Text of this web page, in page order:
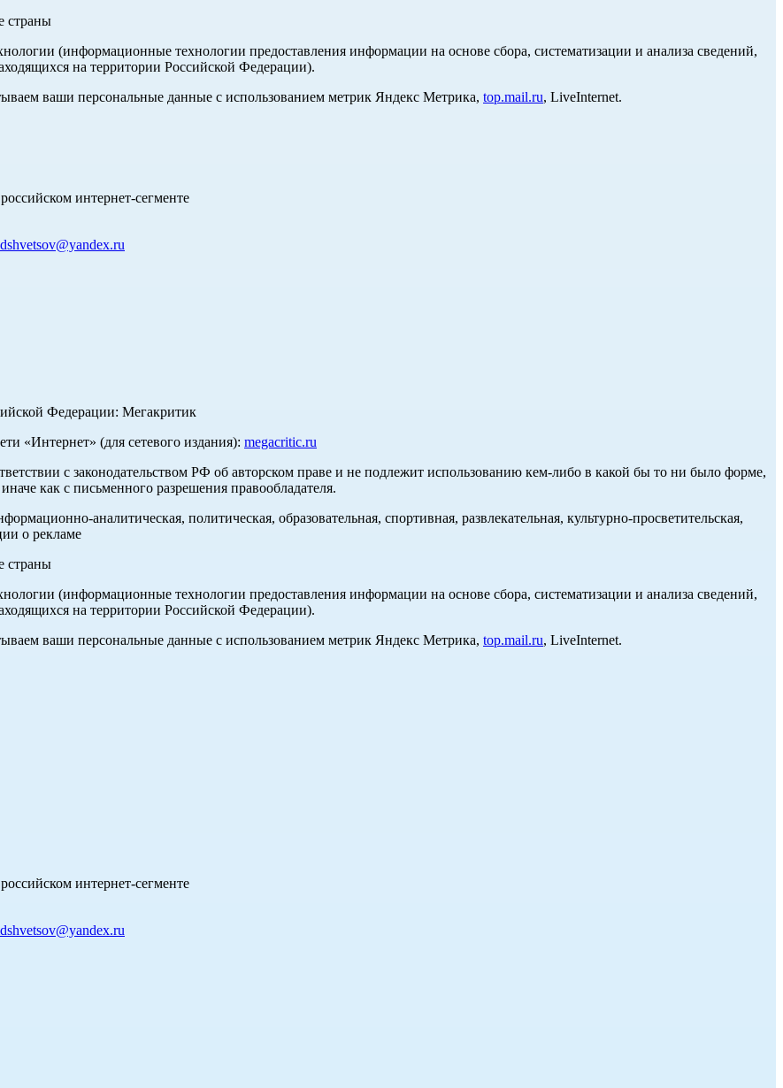
страны
(информационные технологии предоставления информации на основе сбора, систематизации и анализа сведений,
на территории Российской Федерации).
ваши персональные данные с использованием метрик Яндекс Метрика, top.mail.ru, LiveInternet.
интернет-сегменте
Федерации: Мегакритик
«Интернет» (для сетевого издания): megacritic.ru
с законодательством РФ об авторском праве и не подлежит использованию кем-либо в какой бы то ни было форме,
как с письменного разрешения правообладателя.
аналитическая, политическая, образовательная, спортивная, развлекательная, культурно-просветительская,
о рекламе
страны
(информационные технологии предоставления информации на основе сбора, систематизации и анализа сведений,
на территории Российской Федерации).
ваши персональные данные с использованием метрик Яндекс Метрика, top.mail.ru, LiveInternet.
интернет-сегменте